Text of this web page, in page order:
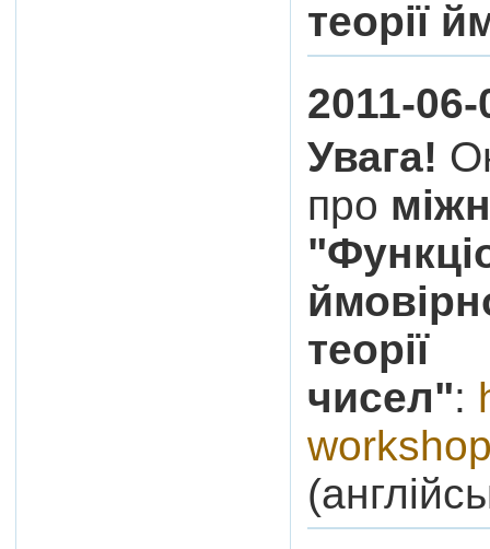
теорії
2011-06-
Увага!
про
теорії
чисел":